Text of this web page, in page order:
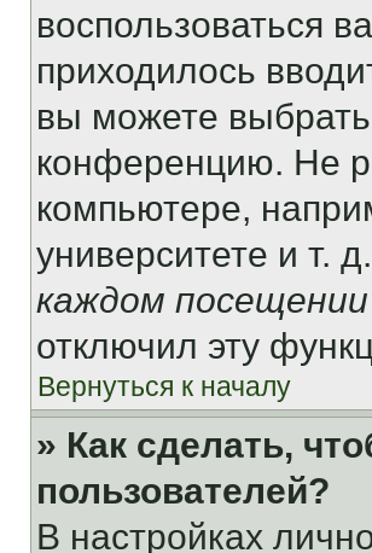
воспользоваться
приходилось
вы можете
конференцию. Не
компьютере,
университете и т.
каждом посещении
отключил эту
Вернуться к началу
» Как сделать,
пользователей?
В настройках